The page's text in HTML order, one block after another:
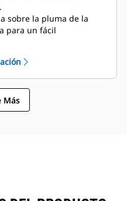
varios accesorios de
es más fácil con un
Seleccione los
Cat, que permiten
de tamaños
compartan las tenazas y
sobre la pluma de la
para un fácil
el mantenimiento y
general simples
las tenazas sean una
sencilla y más
que los garfios en
Más